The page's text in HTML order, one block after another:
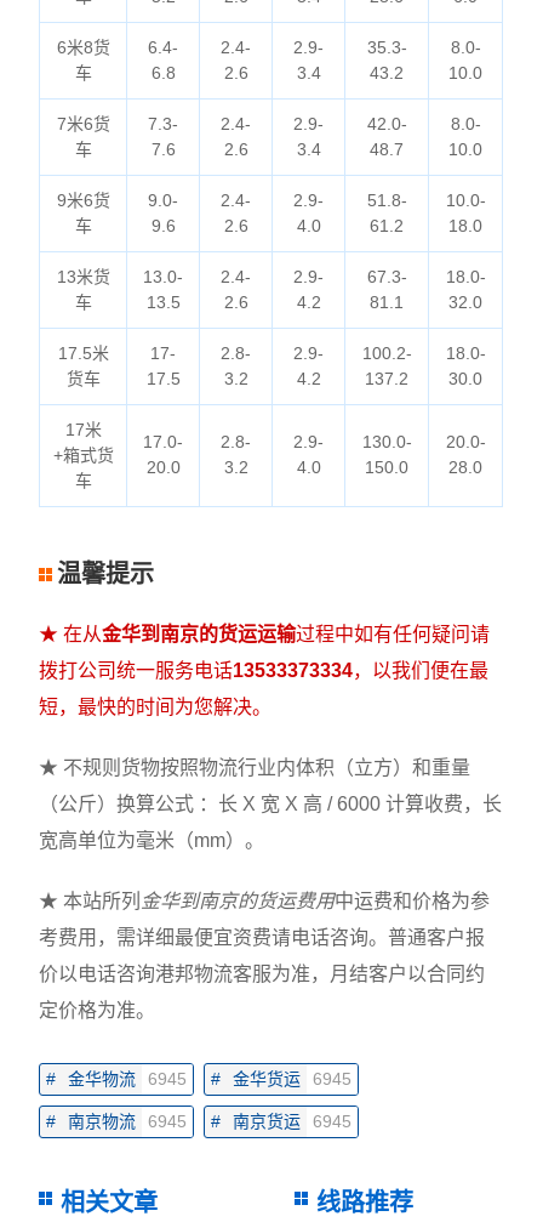
6米8货
车
6.4-
6.8
2.4-
2.6
2.9-
3.4
35.3-
43.2
8.0-
10.0
7米6货
车
7.3-
7.6
2.4-
2.6
2.9-
3.4
42.0-
48.7
8.0-
10.0
9米6货
车
9.0-
9.6
2.4-
2.6
2.9-
4.0
51.8-
61.2
10.0-
18.0
13米货
车
13.0-
13.5
2.4-
2.6
2.9-
4.2
67.3-
81.1
18.0-
32.0
17.5米
货车
17-
17.5
2.8-
3.2
2.9-
4.2
100.2-
137.2
18.0-
30.0
17米
+箱式货
车
17.0-
20.0
2.8-
3.2
2.9-
4.0
130.0-
150.0
20.0-
28.0
温馨提示
★ 在从金华到南京的货运运输过程中如有任何疑问请
拨打公司统一服务电话13533373334，以我们便在最
短，最快的时间为您解决。
★ 不规则货物按照物流行业内体积（立方）和重量
（公斤）换算公式 ：长 X 宽 X 高 / 6000 计算收费，长
宽高单位为毫米（mm）。
★ 本站所列 金华到南京的货运费用中运费和价格为参
考费用，需详细最便宜资费请电话咨询。普通客户报
价以电话咨询港邦物流客服为准，月结客户以合同约
定价格为准。
# 金华物流 6945 # 金华货运 6945
# 南京物流 6945 # 南京货运 6945
相关文章 线路推荐